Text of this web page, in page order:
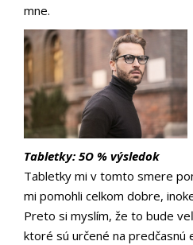
mne.
Tabletky: 5O % výsledok
Tabletky mi v tomto smere
mi pomohli celkom dobre,
Preto si myslím, že to bude
ktoré sú určené na predčasnú